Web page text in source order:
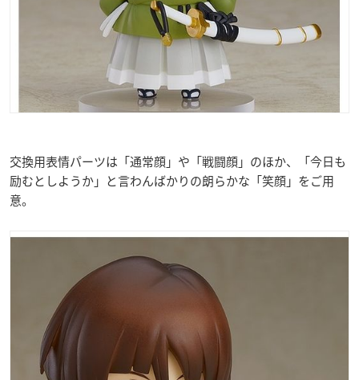
交換用表情パーツは「通常顔」や「戦闘顔」のほか、「今日も
励むとしようか」と言わんばかりの朗らかな「笑顔」をご用
意。